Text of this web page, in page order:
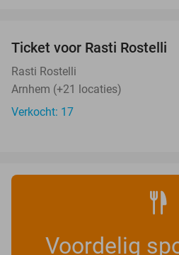
TODAY
Ticket voor Rasti Rostelli
Rasti Rostelli
Arnhem (+21 locaties)
Verkocht: 17
Voordelig